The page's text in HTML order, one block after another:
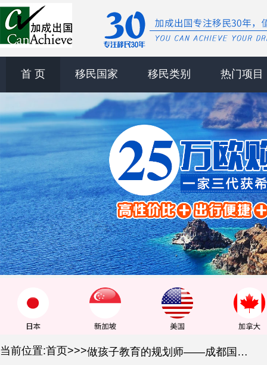
首 页 移民国家 移民类别 热门项目
当前位置:首页>>> 做孩子教育的规划师——成都国际教育变化及应对方式